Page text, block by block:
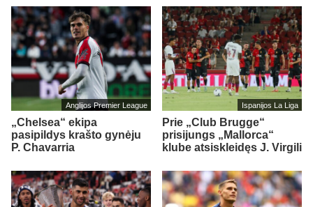
Anglijos Premier League
„Chelsea“ ekipa
pasipildys krašto gynėju
P. Chavarria
Ispanijos La Liga
Prie „Club Brugge“
prisijungs „Mallorca“
klube atsiskleidęs J. Virgili